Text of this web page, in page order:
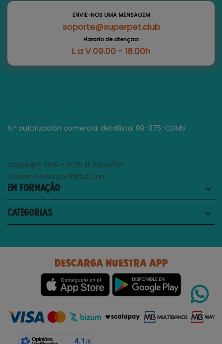
ENVIE-NOS UMA MENSAGEM
soporte@superpet.club
Horario de atençao:
L a V 09.00 - 18.00h
N.º autorización comercial detallista: 09-375-CDMV
Copyright 2016 - 2025 © SuperPet
Desenho web por Difadi.com
EM FORMAÇÃO keyboard_arrow_down
CATEGORIAS keyboard_arrow_down
DESCARGA NUESTRA APP